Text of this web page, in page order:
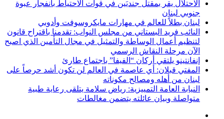
الاحتلال يقر بمقتل جنديَين في قوات الاحتياط بانفجار عبوة
جنوبي لبنان
لبنان بطلاً للعالم في مهارات مايكروسوفت وأدوبي
النائب فريد البستاني من مجلس النواب: تقدمنا باقتراح قانون
لتنظيم أعمال الوساطة والتمثيل في مجال التأمين الذي اصبح
الآن مرحلة النقاش الرسمي
إنفانتينو يلتقي أركان “الفيفا” باجتماع طارئ
المفتي قبلان: أي عاصمة في العالم لن تكون أشد حرصاً على
لبنان من أهله ومصالح مكوناته
النيابة العامة التمييزية: رياض سلامة يتلقى رعاية طبية
متواصلة وبيان عائلته يتضمن مغالطات